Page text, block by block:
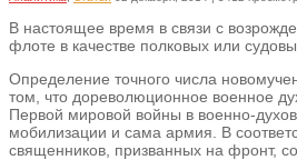
В настоящее время в связи с
флоте в качестве полковых или
Определение точного числа
том, что дореволюционное военное
Первой мировой войны в военно-
мобилизации и сама армия. В
священников, призванных на фронт,